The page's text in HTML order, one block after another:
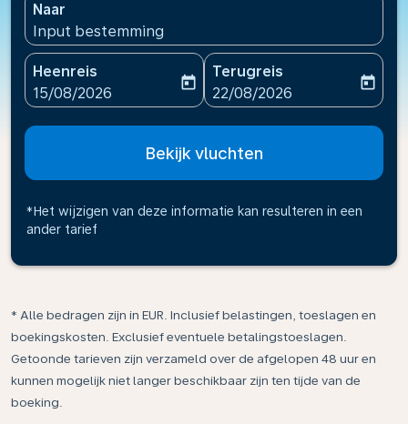
Naar
Input bestemming
Heenreis
fc-booking-departure-date-aria-label
15/08/2026
today
Terugreis
fc-booking-return-date-
22/08/2026
today
Bekijk vluchten
*Het wijzigen van deze informatie kan resulteren in een
ander tarief
* Alle bedragen zijn in EUR. Inclusief belastingen, toeslagen en
boekingskosten. Exclusief eventuele betalingstoeslagen.
Getoonde tarieven zijn verzameld over de afgelopen 48 uur en
kunnen mogelijk niet langer beschikbaar zijn ten tijde van de
boeking.